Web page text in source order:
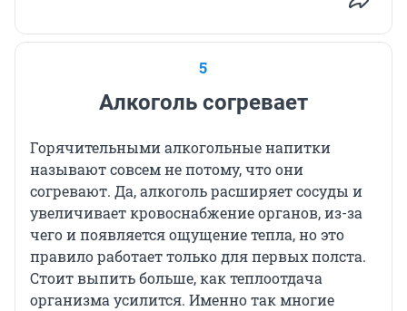
5
Алкоголь согревает
Горячительными алкогольные напитки
называют совсем не потому, что они
согревают. Да, алкоголь расширяет сосуды и
увеличивает кровоснабжение органов, из-за
чего и появляется ощущение тепла, но это
правило работает только для первых полста.
Стоит выпить больше, как теплоотдача
организма усилится. Именно так многие